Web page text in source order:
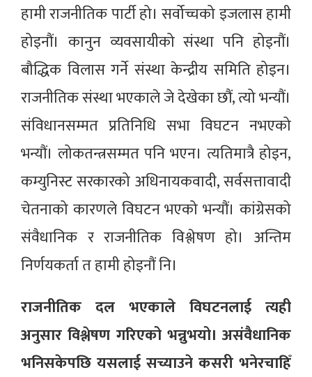
हामी राजनीतिक पार्टी हो। सर्वोच्चको इजलास हामी
होइनौं। कानुन व्यवसायीको संस्था पनि होइनौं।
बौद्धिक विलास गर्ने संस्था केन्द्रीय समिति होइन।
राजनीतिक संस्था भएकाले जे देखेका छौं, त्यो भन्यौं।
संविधानसम्मत प्रतिनिधि सभा विघटन नभएको
भन्यौं। लोकतन्त्रसम्मत पनि भएन। त्यतिमात्रै होइन,
कम्युनिस्ट सरकारको अधिनायकवादी, सर्वसत्तावादी
चेतनाको कारणले विघटन भएको भन्यौं। कांग्रेसको
संवैधानिक र राजनीतिक विश्लेषण हो। अन्तिम
निर्णयकर्ता त हामी होइनौं नि।
राजनीतिक दल भएकाले विघटनलाई त्यही
अनुसार विश्लेषण गरिएको भन्नुभयो। असंवैधानिक
भनिसकेपछि यसलाई सच्याउने कसरी भनेरचाहिँ